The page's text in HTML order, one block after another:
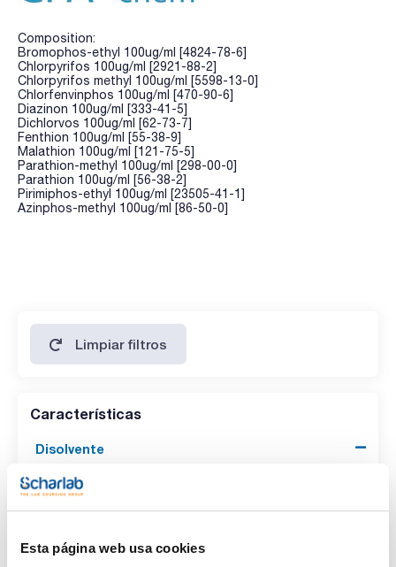
Esta página web usa cookies
Composition:
Bromophos-ethyl 100ug/ml [4824-78-6]
Chlorpyrifos 100ug/ml [2921-88-2]
Chlorpyrifos methyl 100ug/ml [5598-13-0]
Chlorfenvinphos 100ug/ml [470-90-6]
Diazinon 100ug/ml [333-41-5]
Dichlorvos 100ug/ml [62-73-7]
Fenthion 100ug/ml [55-38-9]
Malathion 100ug/ml [121-75-5]
Parathion-methyl 100ug/ml [298-00-0]
Parathion 100ug/ml [56-38-2]
Pirimiphos-ethyl 100ug/ml [23505-41-1]
Azinphos-methyl 100ug/ml [86-50-0]
Limpiar filtros
Características
Disolvente
Acetone
Ampoule(1)